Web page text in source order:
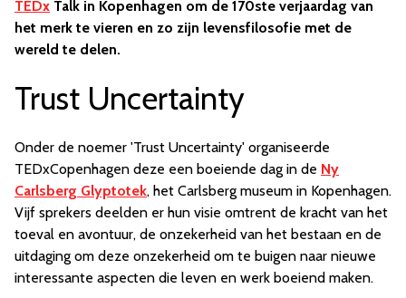
TEDx Talk in Kopenhagen om de 170ste verjaardag van
het merk te vieren en zo zijn levensfilosofie met de
wereld te delen.
Trust Uncertainty
Onder de noemer 'Trust Uncertainty' organiseerde
TEDxCopenhagen deze een boeiende dag in de Ny
Carlsberg Glyptotek, het Carlsberg museum in Kopenhagen.
Vijf sprekers deelden er hun visie omtrent de kracht van het
toeval en avontuur, de onzekerheid van het bestaan en de
uitdaging om deze onzekerheid om te buigen naar nieuwe
interessante aspecten die leven en werk boeiend maken.